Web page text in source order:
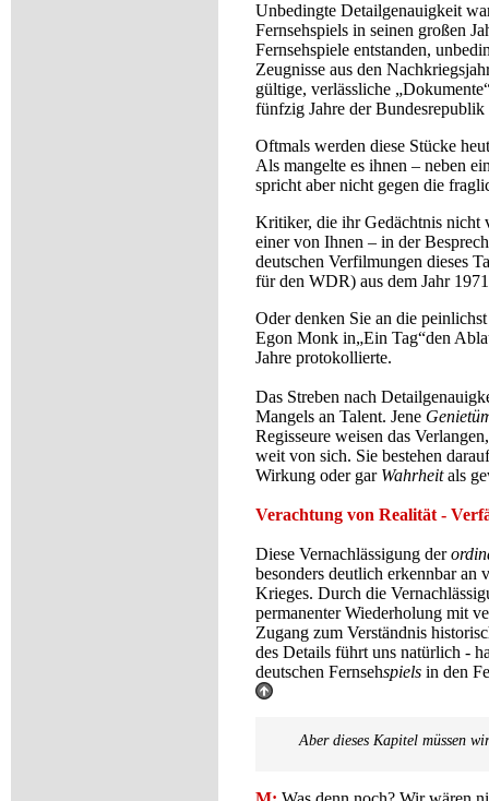
Unbedingte Detailgenauigkeit
Fernsehspiels in seinen großen
Fernsehspiele entstanden,
Zeugnisse aus den
gültige, verlässliche
fünfzig Jahre der Bundesrepublik
Oftmals werden diese Stücke
Als mangelte es ihnen – neben
spricht aber nicht gegen die
Kritiker, die ihr Gedächtnis nicht
einer von Ihnen – in der
deutschen Verfilmungen dieses
für den WDR) aus dem Jahr
Oder denken Sie an die
Egon Monk in„Ein Tag“den
Jahre protokollierte.
Das Streben nach
Mangels an Talent. Jene
Regisseure weisen das
weit von sich. Sie bestehen
Wirkung oder gar Wahrheitals
Verachtung von Realität -
Diese Vernachlässigung der
besonders deutlich erkennbar an
Krieges. Durch die
permanenter Wiederholung mit
Zugang zum Verständnis
des Details führt uns natürlich -
deutschen Fernsehspiels in den
Aber dieses Kapitel müssen